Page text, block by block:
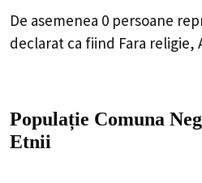
De asemenea 0 persoane
declarat ca fiind Fara religie,
Populație Comuna
Etnii